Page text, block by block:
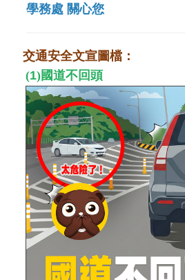
學務處 關心您
交通安全文宣圖檔 ：
(1)國道不回頭